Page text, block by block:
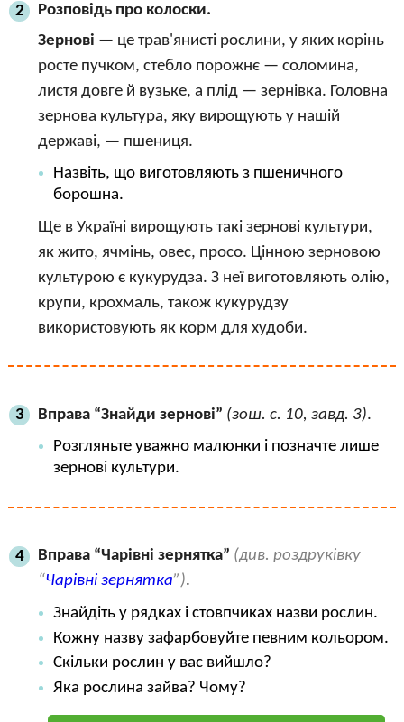
2
Розповідь про колоски.
Зернові — це трав'янисті рослини, у яких корінь
росте пучком, стебло порожнє — соломина,
листя довге й вузьке, а плід — зернівка. Головна
зернова культура, яку вирощують у нашій
державі, — пшениця.
Назвіть, що виготовляють з пшеничного
борошна.
Ще в Україні вирощують такі зернові культури,
як жито, ячмінь, овес, просо. Цінною зерновою
культурою є кукурудза. З неї виготовляють олію,
крупи, крохмаль, також кукурудзу
використовують як корм для худоби.
3 Вправа “Знайди зернові” (зош. с. 10, завд. 3).
Розгляньте уважно малюнки і позначте лише
зернові культури.
4 Вправа “Чарівні зернятка” (див. роздруківку
“Чарівні зернятка”).
Знайдіть у рядках і стовпчиках назви рослин.
Кожну назву зафарбовуйте певним кольором.
Скільки рослин у вас вийшло?
Яка рослина зайва? Чому?